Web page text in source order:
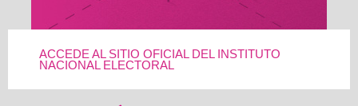
ACCEDE AL SITIO OFICIAL DEL INSTITUTO
NACIONAL ELECTORAL